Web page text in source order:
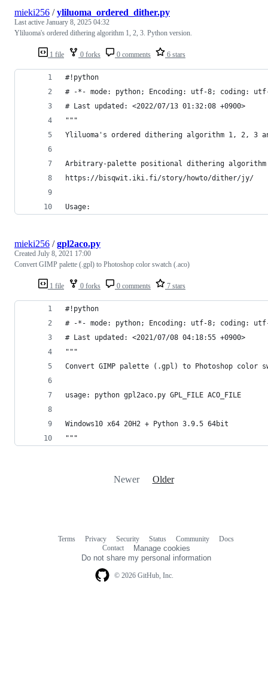
1 file 0 forks 0 comments 6 stars
mieki256 /yliluoma_ordered_dither.py
Last active January 8, 2025 04:32
Yliluoma's ordered dithering algorithm 1, 2, 3. Python version.
#!python
# -*- mode: python; Encoding: utf-8; coding:
# Last updated: <2022/07/13 01:32:08 +0900>
"""
Yliluoma's ordered dithering algorithm 1, 2, 3
Arbitrary-palette positional dithering algorithm
https://bisqwit.iki.fi/story/howto/dither/jy/
Usage:
1 file 0 forks 0 comments 7 stars
mieki256 /gpl2aco.py
Created July 8, 2021 17:00
Convert GIMP palette (.gpl) to Photoshop color swatch (.aco)
#!python
# -*- mode: python; Encoding: utf-8; coding:
# Last updated: <2021/07/08 04:18:55 +0900>
"""
Convert GIMP palette (.gpl) to Photoshop color
usage: python gpl2aco.py GPL_FILE ACO_FILE
Windows10 x64 20H2 + Python 3.9.5 64bit
"""
Newer Older
© 2026 GitHub, Inc.
Terms Privacy Security Status Community
Docs
Contact
Manage cookies
Do not share my personal information